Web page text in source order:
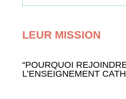
LEUR MISSION
“POURQUOI
L’ENSEIGNEMENT